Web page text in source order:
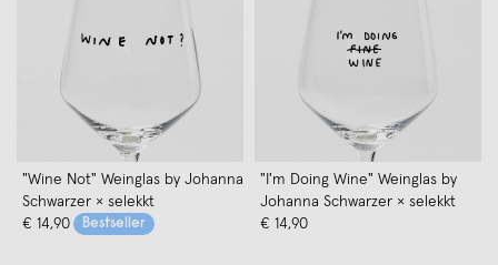
"Wine Not" Weinglas by Johanna
Schwarzer × selekkt
€ 14,90
Bestseller
"I'm Doing Wine" Weinglas by
Johanna Schwarzer × selekkt
€ 14,90